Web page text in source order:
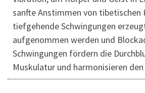
sanfte Anstimmen von tibetischen
tiefgehende Schwingungen
aufgenommen werden und
Schwingungen fördern die
Muskulatur und harmonisieren